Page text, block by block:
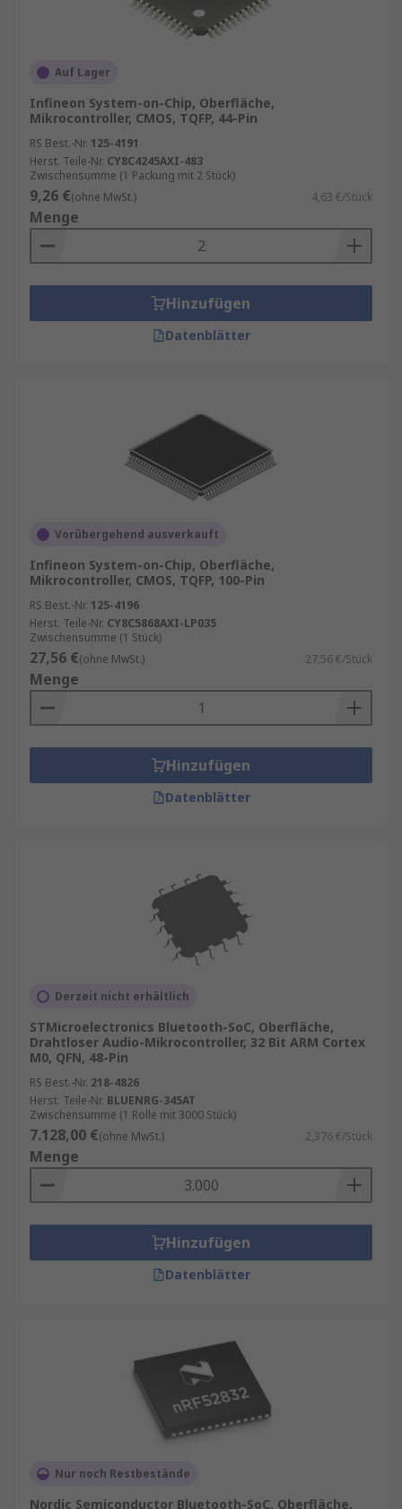
Auf Lager
Infineon System-on-Chip, Oberfläche,
Mikrocontroller, CMOS, TQFP, 44-Pin
RS Best.-Nr. 125-4191
Herst. Teile-Nr. CY8C4245AXI-483
Zwischensumme (1 Packung mit 2 Stück)
9,26 €(ohne MwSt.) 4,63 €/Stück
Menge
Hinzufügen
Datenblätter
Vorübergehend ausverkauft
Infineon System-on-Chip, Oberfläche,
Mikrocontroller, CMOS, TQFP, 100-Pin
RS Best.-Nr. 125-4196
Herst. Teile-Nr. CY8C5868AXI-LP035
Zwischensumme (1 Stück)
27,56 €(ohne MwSt.) 27,56 €/Stück
Menge
Hinzufügen
Datenblätter
Derzeit nicht erhältlich
STMicroelectronics Bluetooth-SoC, Oberfläche,
Drahtloser Audio-Mikrocontroller, 32 Bit ARM Cortex
M0, QFN, 48-Pin
RS Best.-Nr. 218-4826
Herst. Teile-Nr. BLUENRG-345AT
Zwischensumme (1 Rolle mit 3000 Stück)
7.128,00 €(ohne MwSt.) 2,376 €/Stück
Menge
Hinzufügen
Datenblätter
Nur noch Restbestände
Nordic Semiconductor Bluetooth-SoC, Oberfläche,